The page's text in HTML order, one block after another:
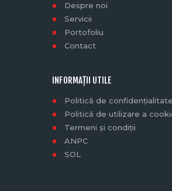
Despre noi
Servicii
Portofoliu
Contact
INFORMAȚII UTILE
Politică de confidențialitate
Politică de utilizare a
Termeni și condiții
ANPC
SOL